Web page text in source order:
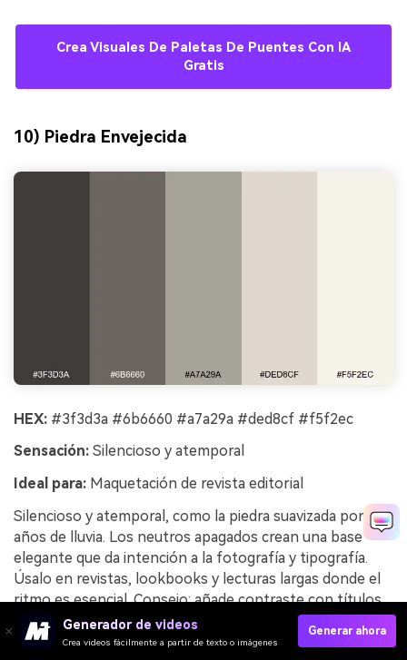
Crea Visuales De Paletas De Puentes Con IA
Gratis
10) Piedra Envejecida
HEX: #3f3d3a #6b6660 #a7a29a #ded8cf #f5f2ec
Sensación: Silencioso y atemporal
Ideal para: Maquetación de revista editorial
Silencioso y atemporal, como la piedra suavizada por
años de lluvia. Los neutros apagados crean una base
elegante que da intención a la fotografía y tipografía.
Úsalo en revistas, lookbooks y lecturas largas donde el
ritmo es esencial. Consejo: añade contraste con títulos
en negrita con serif y reserva el tono más claro para
márgenes y espacios de respiro.
Generador de videos
Crea videos fácilmente a partir de texto o imágenes
Generar ahora